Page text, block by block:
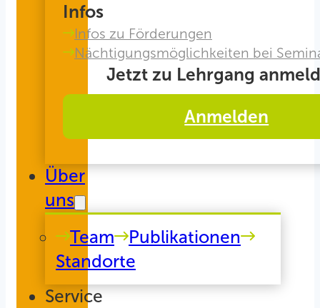
Infos
Infos zu Förderungen
Nächtigungsmöglichkeiten bei
Jetzt zu Lehrgang
Anmelden
Über
uns
Team
Publikationen
Standorte
Service